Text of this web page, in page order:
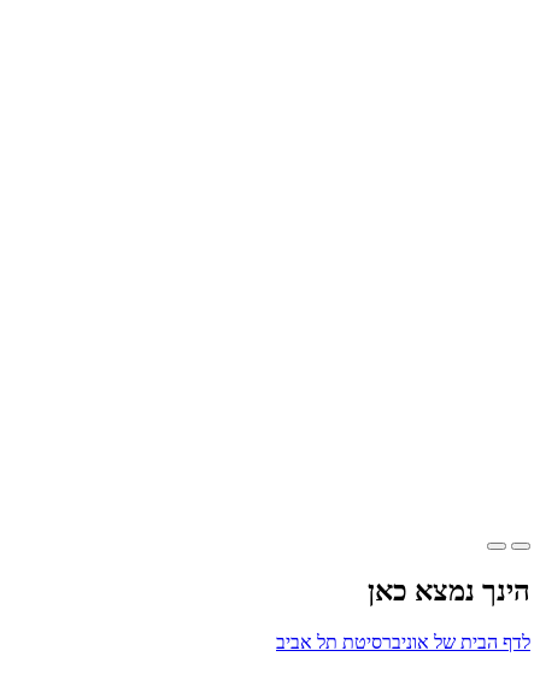
הינך נמצא כאן
לדף הבית של אוניברסיטת תל אביב